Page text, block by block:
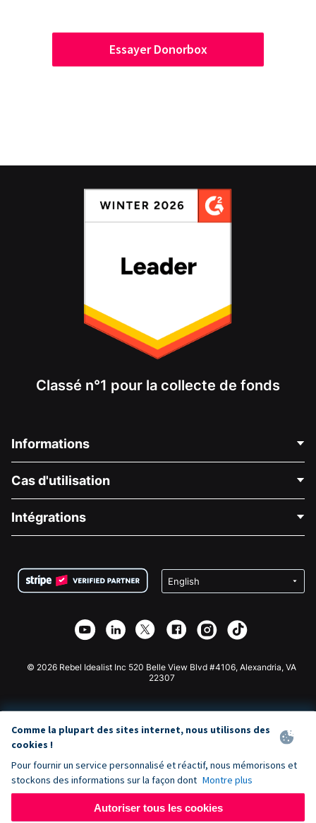
Essayer Donorbox
Classé n°1 pour la collecte de fonds
Informations
À propos de nous
Carrières
Confidentialité
Partenariat d'affiliation
Bibliothèque
Cas d'utilisation
Collecte de fonds médicale
Collecte de fonds caritative
Intégrations
Plugin de don Wix
Application de don Webflow
Don Joomla
© 2026 Rebel Idealist Inc 520 Belle View Blvd #4106, Alexandria, VA
22307
Comme la plupart des sites internet, nous utilisons des
cookies !
Pour fournir un service personnalisé et réactif, nous mémorisons et
stockons des informations sur la façon dont Montre plus
Autoriser tous les cookies